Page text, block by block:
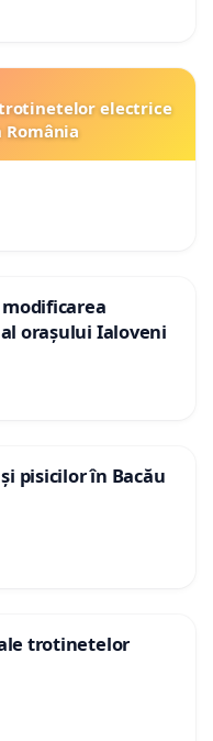
electrice
orașului Ialoveni
pisicilor în Bacău
trotinetelor